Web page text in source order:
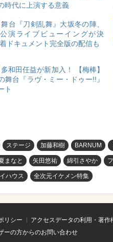
時代に上演する意義
舞台『刀剣乱舞』大坂冬の陣、
演ライブビューイングが決
ドキュメント完全版の配信も
多和田任益が新加入！ 【梅棒】
舞台『ラヴ・ミー・ドゥー!!』
ト
ステージ 加藤和樹 BARNUM
まなと 矢田悠祐 綿引さやか
ハウス 全次元イケメン特集
リシー アクセスデータの利用・著作
ーの方からのお問い合わせ